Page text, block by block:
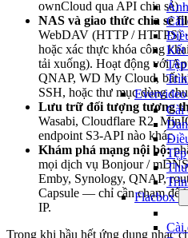
Cài
Kết
Evervideo
Cài
Tệp
Flacbox
Cài
ownCloud qua API chia sẻ)
NAS và giao thức chia sẻ
WebDAV (HTTP / HTTPS)
hoặc xác thực khóa công
tải xuống). Hoạt động với
QNAP, WD My Cloud, bất
SSH, hoặc thư mục dùng
Lưu trữ đối tượng tương
Wasabi, Cloudflare R2,
endpoint S3-API nào khác.
Khám phá mạng nội bộ:
mọi dịch vụ Bonjour /
Emby, Synology, QNAP,
Capsule — chỉ cần chạm để
IP.
Trong khi hầu hết ứng dụng nhạc